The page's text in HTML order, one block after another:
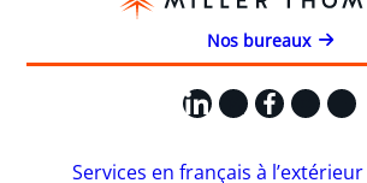
Nos bureaux
LinkedIn
X Facebook
Services en français à